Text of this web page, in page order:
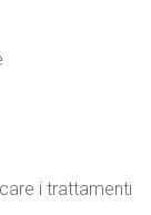
i trattamenti